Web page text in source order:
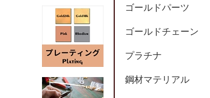
ゴールドパーツ
ゴールドチェーン
プラチナ
鋼材マテリアル